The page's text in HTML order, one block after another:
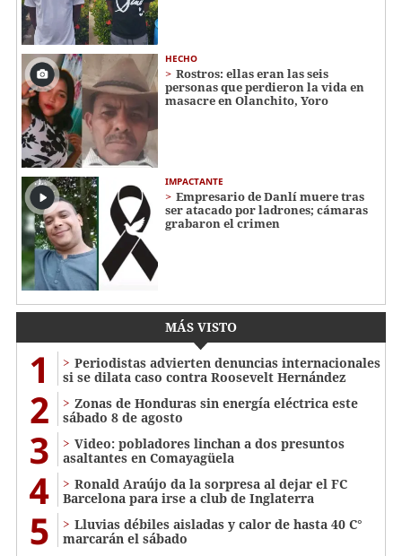
HECHO
Rostros: ellas eran las seis
personas que perdieron la vida en
masacre en Olanchito, Yoro
IMPACTANTE
Empresario de Danlí muere tras
ser atacado por ladrones; cámaras
grabaron el crimen
MÁS VISTO
1
Periodistas advierten denuncias internacionales
si se dilata caso contra Roosevelt Hernández
2
Zonas de Honduras sin energía eléctrica este
sábado 8 de agosto
3
Video: pobladores linchan a dos presuntos
asaltantes en Comayagüela
4
Ronald Araújo da la sorpresa al dejar el FC
Barcelona para irse a club de Inglaterra
5
Lluvias débiles aisladas y calor de hasta 40 C°
marcarán el sábado